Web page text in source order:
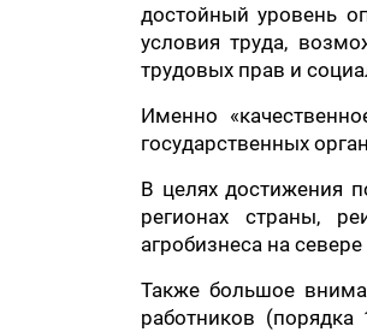
достойный уровень
условия труда,
трудовых прав и
Именно
государственных
В целях достижения
регионах страны,
агробизнеса на
Также большое
работников